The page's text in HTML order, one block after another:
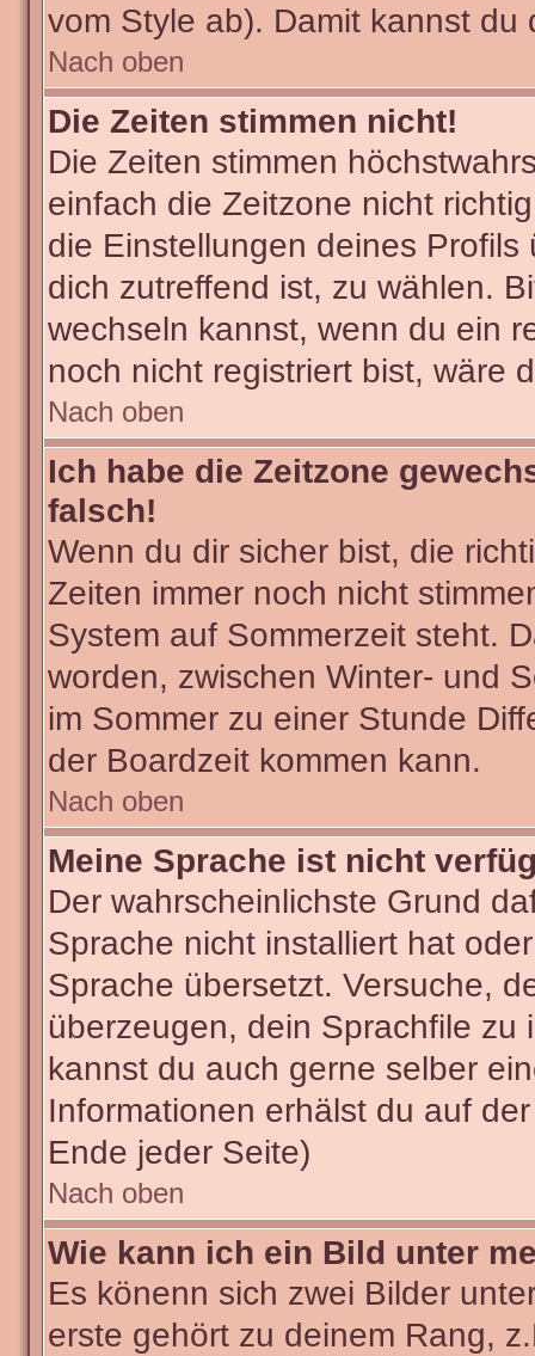
vom Style ab). Damit kannst
Nach oben
Die Zeiten stimmen nicht!
Die Zeiten stimmen
einfach die Zeitzone nicht
die Einstellungen deines
dich zutreffend ist, zu wählen.
wechseln kannst, wenn du ein
noch nicht registriert bist, wäre
Nach oben
Ich habe die Zeitzone
falsch!
Wenn du dir sicher bist, die
Zeiten immer noch nicht
System auf Sommerzeit steht.
worden, zwischen Winter- und
im Sommer zu einer Stunde
der Boardzeit kommen kann.
Nach oben
Meine Sprache ist nicht
Der wahrscheinlichste Grund
Sprache nicht installiert hat
Sprache übersetzt. Versuche,
überzeugen, dein Sprachfile zu
kannst du auch gerne selber
Informationen erhälst du auf
Ende jeder Seite)
Nach oben
Wie kann ich ein Bild unter
Es könenn sich zwei Bilder
erste gehört zu deinem Rang,